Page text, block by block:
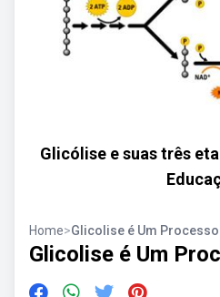
Glicólise e suas três
Home>Glicolise é Um Processo
Glicolise é Um